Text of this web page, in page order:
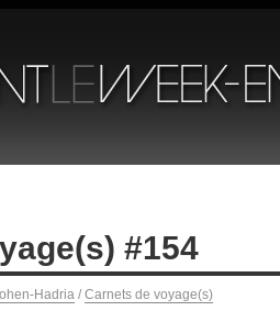
#154
Hadria / Carnets de voyage(s)